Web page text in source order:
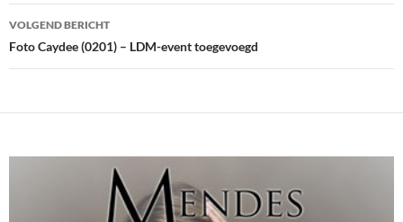
VOLGEND BERICHT
Foto Caydee (0201) – LDM-event toegevoegd